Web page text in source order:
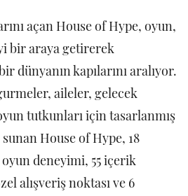
açan House of Hype, oyun,
bir araya getirerek
dünyanın kapılarını aralıyor.
aileler, gelecek
tutkunları için tasarlanmış
House of Hype, 18
deneyimi, 55 içerik
alışveriş noktası ve 6